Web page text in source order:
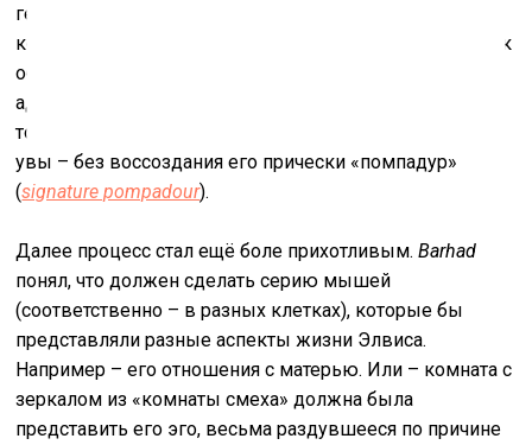
генную лабораторию, чтобы выделить там участки
кодов, отвечающие за такие поведенческие черты, как
общительность, спортивность, тучность и склонность к
аддикциям, то есть – к наркотикам. Цель состояла в
том, чтобы произвести генетическое подобие Элвиса,
увы – без воссоздания его прически «помпадур»
(signature pompadour).
Далее процесс стал ещё боле прихотливым.Barhad
понял, что должен сделать серию мышей
(соответственно – в разных клетках), которые бы
представляли разные аспекты жизни Элвиса.
Например – его отношения с матерью. Или – комната с
зеркалом из «комнаты смеха» должна была
представить его эго, весьма раздувшееся по причине